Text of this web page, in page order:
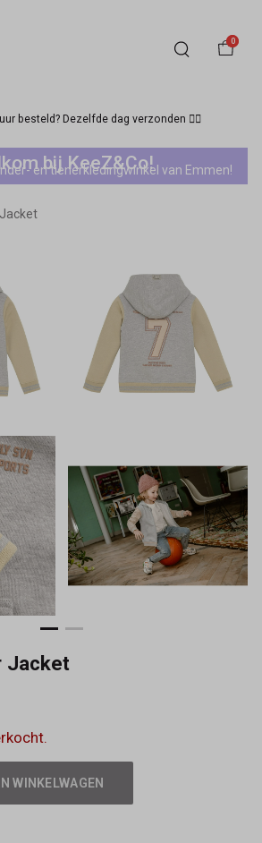
0
besteld? Dezelfde dag verzonden 🏃‍♀️
bij KeeZ&Co!
en tienerkledingwinkel van Emmen!
Jacket
WINKELWAGEN